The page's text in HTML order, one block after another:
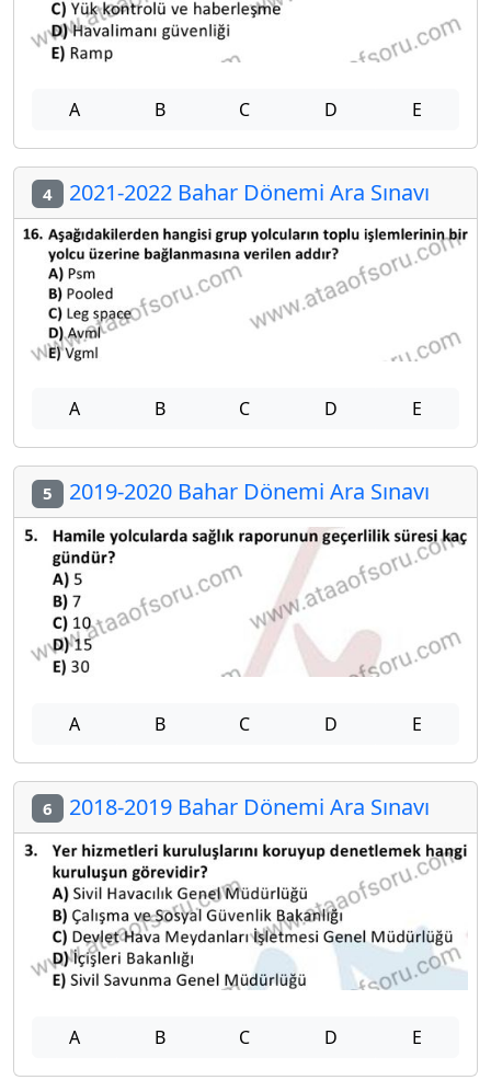
A B C D E
4 2021-2022 Bahar Dönemi Ara Sınavı
A B C D E
5 2019-2020 Bahar Dönemi Ara Sınavı
A B C D E
6 2018-2019 Bahar Dönemi Ara Sınavı
A B C D E